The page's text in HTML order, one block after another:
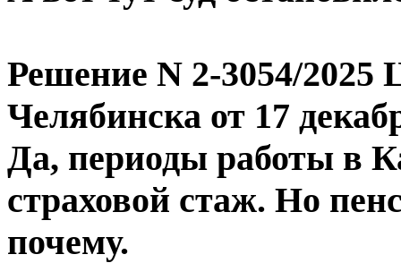
Решение N 2-3054/2025
Челябинска от 17
Да, периоды работы в
страховой стаж. Но
почему.